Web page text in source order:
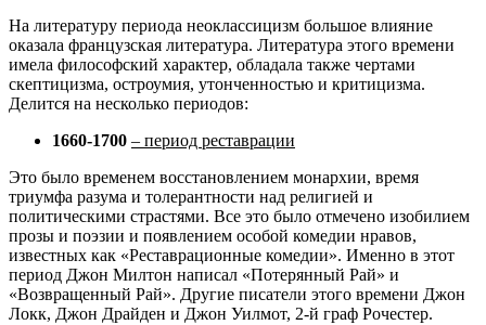
На литературу периода неоклассицизм большое влияние
оказала французская литература. Литература этого времени
имела философский характер, обладала также чертами
скептицизма, остроумия, утонченностью и критицизма.
Делится на несколько периодов:
1660-1700 – период реставрации
Это было временем восстановлением монархии, время
триумфа разума и толерантности над религией и
политическими страстями. Все это было отмечено изобилием
прозы и поэзии и появлением особой комедии нравов,
известных как «Реставрационные комедии». Именно в этот
период Джон Милтон написал «Потерянный Рай» и
«Возвращенный Рай». Другие писатели этого времени Джон
Локк, Джон Драйден и Джон Уилмот, 2-й граф Рочестер.